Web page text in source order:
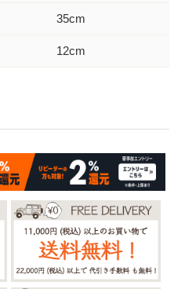
35cm
12cm